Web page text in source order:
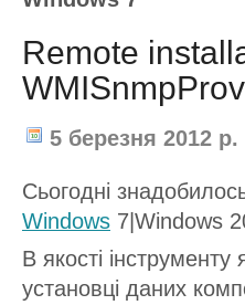
Remote
5 березня 2012 р.
Сьогодні
Windows 7|Windows
В якості
установці даних